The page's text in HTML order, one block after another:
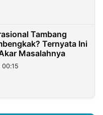
Tambang
Ternyata Ini
Masalahnya